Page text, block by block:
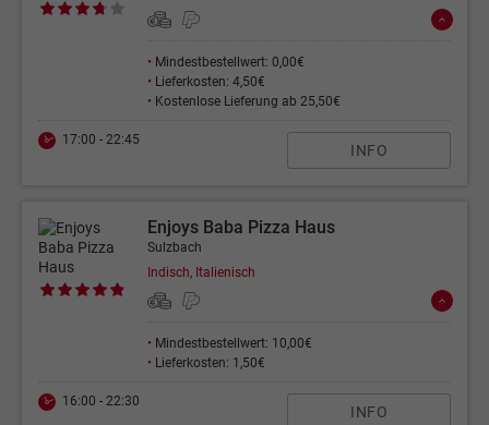
• Mindestbestellwert: 0,00€
• Lieferkosten: 4,50€
• Kostenlose Lieferung ab 25,50€
17:00 - 22:45
INFO
Enjoys Baba Pizza Haus
Sulzbach
Indisch, Italienisch
• Mindestbestellwert: 10,00€
• Lieferkosten: 1,50€
16:00 - 22:30
INFO